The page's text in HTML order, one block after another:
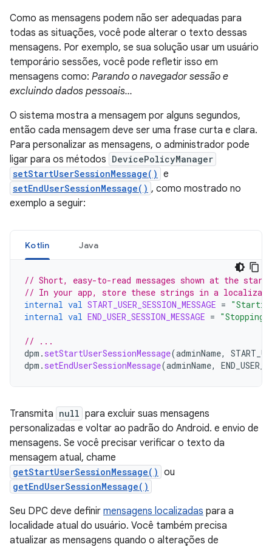
Como as mensagens podem não ser adequadas para
todas as situações, você pode alterar o texto dessas
mensagens. Por exemplo, se sua solução usar um usuário
temporário sessões, você pode refletir isso em
mensagens como: Parando o navegador sessão e
excluindo dados pessoais...
O sistema mostra a mensagem por alguns segundos,
então cada mensagem deve ser uma frase curta e clara.
Para personalizar as mensagens, o administrador pode
ligar para os métodos DevicePolicyManager
setStartUserSessionMessage() e
setEndUserSessionMessage() , como mostrado no
exemplo a seguir:
Kotlin Java
// Short, easy-to-read messages shown at the
// In your app, store these strings in a
internal val START_USER_SESSION_MESSAGE =
internal val END_USER_SESSION_MESSAGE = "Stopping
// ...
dpm . setStartUserSessionMessage(adminName,
dpm . setEndUserSessionMessage(adminName,
Transmita null para excluir suas mensagens
personalizadas e voltar ao padrão do Android. e envio de
mensagens. Se você precisar verificar o texto da
mensagem atual, chame
getStartUserSessionMessage() ou
getEndUserSessionMessage()
Seu DPC deve definir mensagens localizadas para a
localidade atual do usuário. Você também precisa
atualizar as mensagens quando o alterações de